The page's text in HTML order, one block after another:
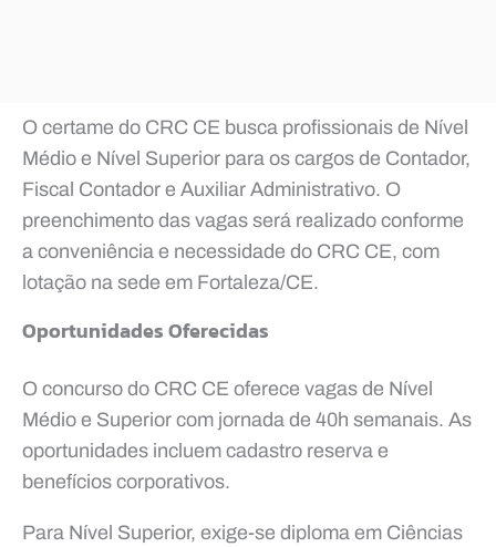
O certame do CRC CE busca profissionais de Nível
Médio e Nível Superior para os cargos de Contador,
Fiscal Contador e Auxiliar Administrativo. O
preenchimento das vagas será realizado conforme
a conveniência e necessidade do CRC CE, com
lotação na sede em Fortaleza/CE.
Oportunidades Oferecidas
O concurso do CRC CE oferece vagas de Nível
Médio e Superior com jornada de 40h semanais. As
oportunidades incluem cadastro reserva e
benefícios corporativos.
Para Nível Superior, exige-se diploma em Ciências